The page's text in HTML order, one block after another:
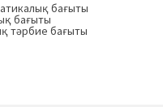
бағыты
бағыты
тәрбие бағыты